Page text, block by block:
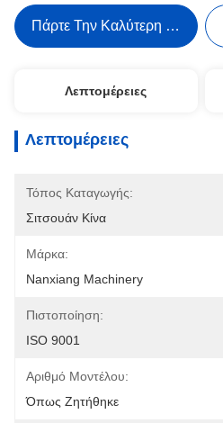
Πάρτε Την Καλύτερη Τιμή
Λεπτομέρειες
Λεπτομέρειες
Τόπος Καταγωγής:
Σιτσουάν Κίνα
Μάρκα:
Nanxiang Machinery
Πιστοποίηση:
ISO 9001
Αριθμό Μοντέλου:
Όπως Ζητήθηκε